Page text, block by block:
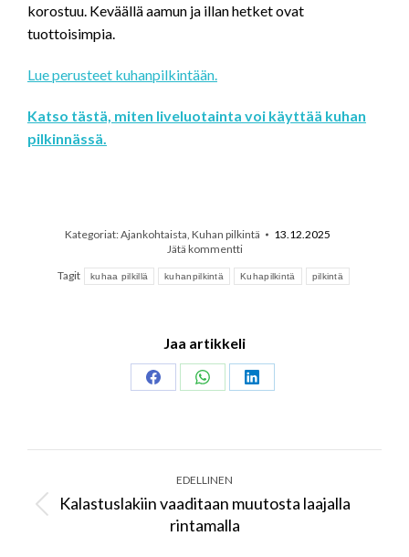
korostuu. Keväällä aamun ja illan hetket ovat
tuottoisimpia.
Lue perusteet kuhanpilkintään.
Katso tästä, miten liveluotainta voi käyttää kuhan
pilkinnässä.
Kategoriat:Ajankohtaista Kuhan pilkintä
13.12.2025
Jätä kommentti
Tagit
kuhaa pilkillä kuhanpilkintä Kuhapilkintä pilkintä
Jaa artikkeli
Share
Share
Share
Post
EDELLINEN
Previous
post:
Kalastuslakiin vaaditaan muutosta laajalla
rintamalla